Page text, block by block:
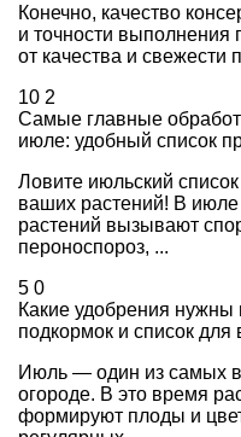
Конечно, качество
и точности выполнения
от качества и свежести
10 2
Самые главные
июле: удобный список
Ловите июльский
ваших растений! В
растений вызывают
пероноспороз, ...
5 0
Какие удобрения нужны
подкормок и список для
Июль — один из самых
огороде. В это время
формируют плоды и